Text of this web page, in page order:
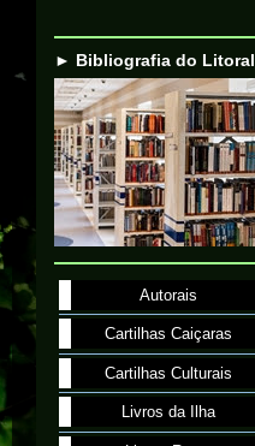
► Bibliografia do Litoral
Autorais
Cartilhas Caiçaras
Cartilhas Culturais
Livros da Ilha